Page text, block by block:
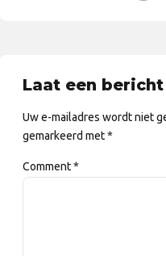
Laat een
Uw e-mailadres wordt niet
gemarkeerd met *
Comment*